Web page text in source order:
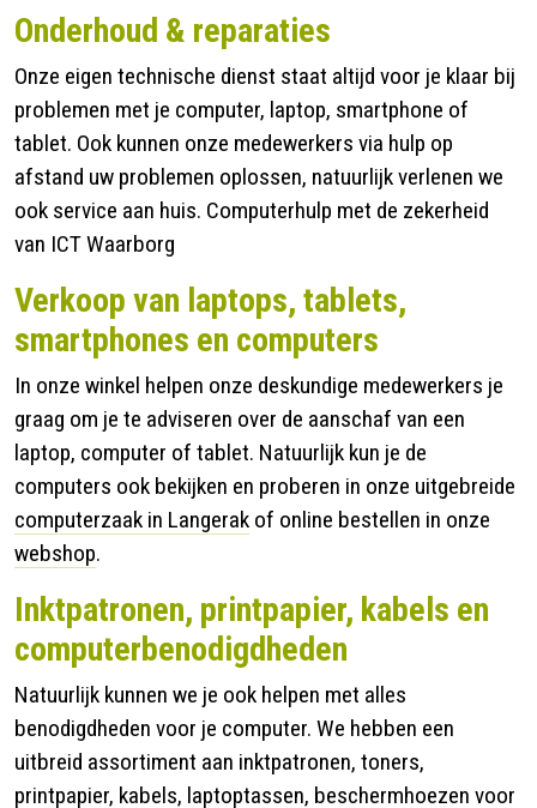
Onderhoud & reparaties
Onze eigen technische dienst staat altijd voor je klaar bij
problemen met je computer, laptop, smartphone of
tablet. Ook kunnen onze medewerkers via hulp op
afstand uw problemen oplossen, natuurlijk verlenen we
ook service aan huis. Computerhulp met de zekerheid
van ICT Waarborg
Verkoop van laptops, tablets,
smartphones en computers
In onze winkel helpen onze deskundige medewerkers je
graag om je te adviseren over de aanschaf van een
laptop, computer of tablet. Natuurlijk kun je de
computers ook bekijken en proberen in onze uitgebreide
computerzaak in Langerak of online bestellen in onze
webshop.
Inktpatronen, printpapier, kabels en
computerbenodigdheden
Natuurlijk kunnen we je ook helpen met alles
benodigdheden voor je computer. We hebben een
uitbreid assortiment aan inktpatronen, toners,
printpapier, kabels, laptoptassen, beschermhoezen voor